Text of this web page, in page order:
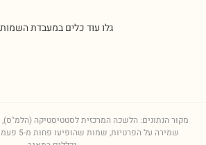
גלו עוד כלים במעבדת
מקור הנתונים: הלשכה המרכזית לסטטיסטיקה
שמירה על